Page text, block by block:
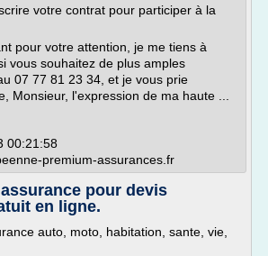
votre contrat pour participer à la
pour votre attention, je me tiens à
vous souhaitez de plus amples
07 77 81 23 34, et je vous prie
Monsieur, l'expression de ma haute ...
00:21:58
premium-assurances.fr
pour devis
en ligne.
auto, moto, habitation, sante, vie,